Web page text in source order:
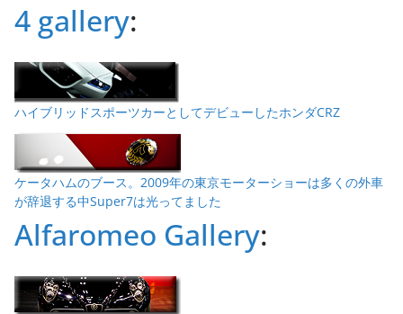
4 gallery:
ハイブリッドスポーツカーとしてデビューしたホンダCRZ
ケータハムのブース。2009年の東京モーターショーは多くの外車
が辞退する中Super7は光ってました
Alfaromeo Gallery: